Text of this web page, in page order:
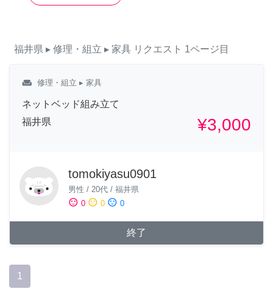
福井県 ▸ 修理・組立 ▸ 家具 リクエスト 1ページ目
weekend 修理・組立 ▸ 家具
ネットベッド組み立て
福井県
¥3,000
tomokiyasu0901
男性 / 20代 / 福井県
sentiment_satisfied 0 sentiment_neutral 0 sentiment_dissatisfied 0
終了
1